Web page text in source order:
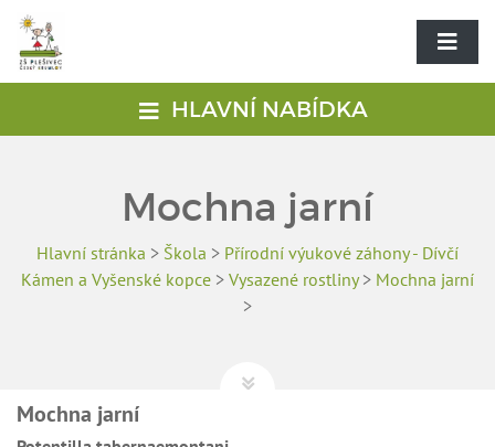
HLAVNÍ NABÍDKA
Mochna jarní
Hlavní stránka > Škola > Přírodní výukové záhony - Dívčí
Kámen a Vyšenské kopce > Vysazené rostliny> Mochna jarní
>
Mochna jarní